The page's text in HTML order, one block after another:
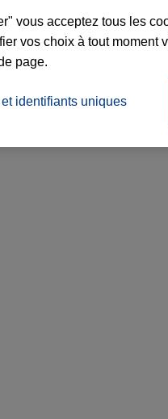
immobilière
vous acceptez tous les
vos choix à tout moment
page.
identifiants uniques